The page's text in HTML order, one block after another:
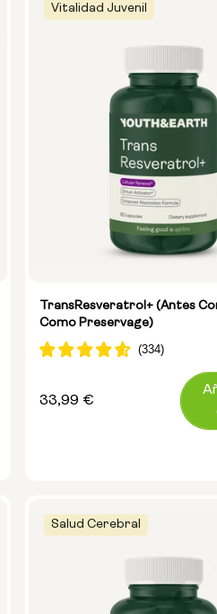
Vitalidad Juvenil
TransResveratrol+ (antes
Como Preservage)
Precio
33,99 €
Salud Cerebral